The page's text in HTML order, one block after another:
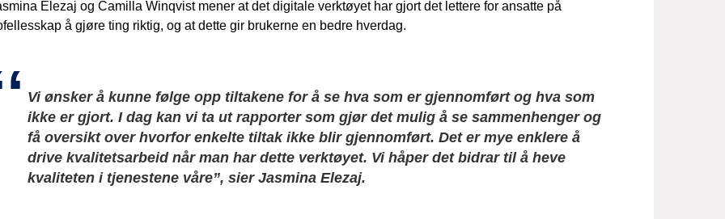
Elezaj og Camilla Winqvist mener at det digitale verktøyet har gjort det lettere for ansatte på
å gjøre ting riktig, og at dette gir brukerne en bedre hverdag.
Vi ønsker å kunne følge opp tiltakene for å se hva som er gjennomført og hva som
ikke er gjort. I dag kan vi ta ut rapporter som gjør det mulig å se sammenhenger og
få oversikt over hvorfor enkelte tiltak ikke blir gjennomført. Det er mye enklere å
drive kvalitetsarbeid når man har dette verktøyet. Vi håper det bidrar til å heve
kvaliteten i tjenestene våre”, sier Jasmina Elezaj.